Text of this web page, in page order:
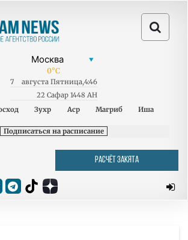
0°C
7 августа Пятница,4:46
22 Сафар 1448 AH
Зухр Аср Магриб Иша
Подписаться на расписание
РАСЧЁТ ЗАКЯТА